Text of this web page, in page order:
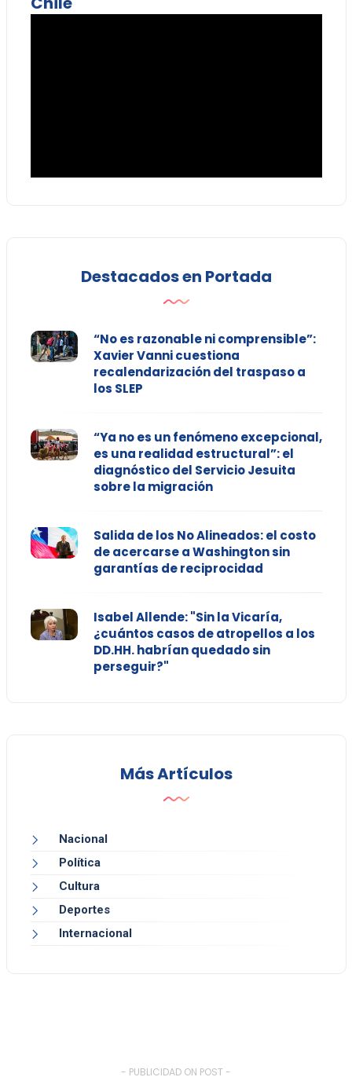
Destacados en Portada
“No es razonable ni comprensible”:
Xavier Vanni cuestiona
recalendarización del traspaso a
los SLEP
“Ya no es un fenómeno excepcional,
es una realidad estructural”: el
diagnóstico del Servicio Jesuita
sobre la migración
Salida de los No Alineados: el costo
de acercarse a Washington sin
garantías de reciprocidad
Isabel Allende: "Sin la Vicaría,
¿cuántos casos de atropellos a los
DD.HH. habrían quedado sin
perseguir?"
Más Artículos
Nacional
Política
Cultura
Deportes
Internacional
- PUBLICIDAD ON POST -